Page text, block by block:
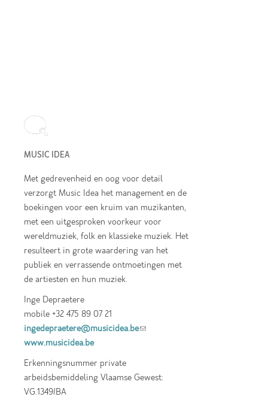
MUSIC IDEA
Met gedrevenheid en oog voor detail
verzorgt Music Idea het management en de
boekingen voor een kruim van muzikanten,
met een uitgesproken voorkeur voor
wereldmuziek, folk en klassieke muziek. Het
resulteert in grote waardering van het
publiek en verrassende ontmoetingen met
de artiesten en hun muziek.
Inge Depraetere
mobile +32 475 89 07 21
ingedepraetere@musicidea.be(link sends e-
www.musicidea.be
Erkenningsnummer private
arbeidsbemiddeling Vlaamse Gewest:
VG.1349/BA